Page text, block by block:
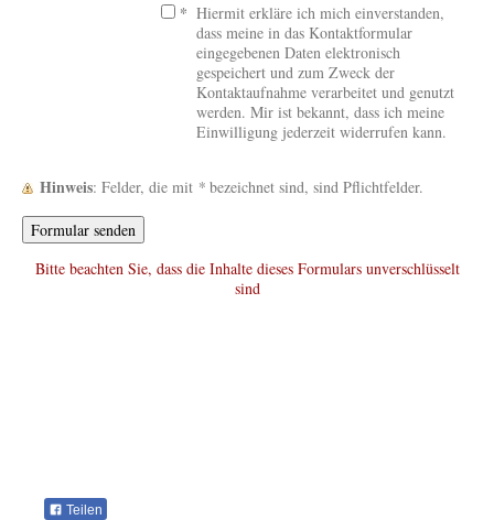
* Hiermit erkläre ich mich einverstanden,
dass meine in das Kontaktformular
eingegebenen Daten elektronisch
gespeichert und zum Zweck der
Kontaktaufnahme verarbeitet und genutzt
werden. Mir ist bekannt, dass ich meine
Einwilligung jederzeit widerrufen kann.
Hinweis : Felder, die mit * bezeichnet sind, sind Pflichtfelder.
Bitte beachten Sie, dass die Inhalte dieses Formulars unverschlüsselt
sind
Teilen